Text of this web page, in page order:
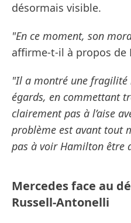
désormais visible.
"En ce moment, son
affirme-t-il à propos de
"Il a montré une fragilité
égards, en commettant
clairement pas à l’aise
problème est avant tout
pas à voir Hamilton être
Mercedes face au
Russell-Antonelli